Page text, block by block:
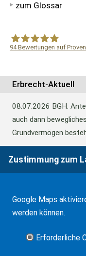
zum Glossar
94Bewertungen auf
Erbrecht-Aktuell
08.07.2026 BGH:
auch dann
Grundvermögen
BFH:
17.03.2026
Zustimmung zum
Google Maps
werden können.
Erforderliche